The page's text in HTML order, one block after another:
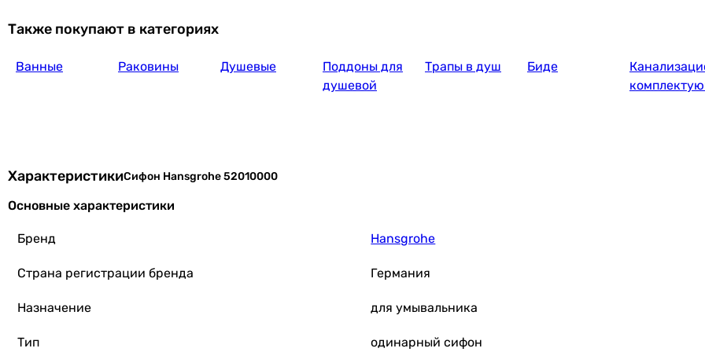
Также покупают в категориях
Ванные Раковины Душевые
Поддоны для
душевой
Трапы в душ Биде
ХарактеристикиСифон Hansgrohe 52010000
Основные характеристики
Бренд Hansgrohe
Страна регистрации бренда Германия
Назначение для умывальника
Тип одинарный сифон